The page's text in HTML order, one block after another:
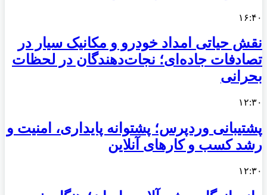
۱۶:۴۰
نقش حیاتی امداد خودرو و مکانیک سیار در
تصادفات جاده‌ای؛ نجات‌دهندگان در لحظات
بحرانی
۱۲:۳۰
پشتیبانی وردپرس؛ پشتوانه پایداری، امنیت و
رشد کسب‌ و کارهای آنلاین
۱۲:۳۰